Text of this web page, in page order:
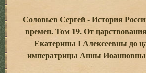
Соловьев Сергей - История
времен. Том 19. От
Екатерины I Алексеевны до
императрицы Анны Иоанновны.